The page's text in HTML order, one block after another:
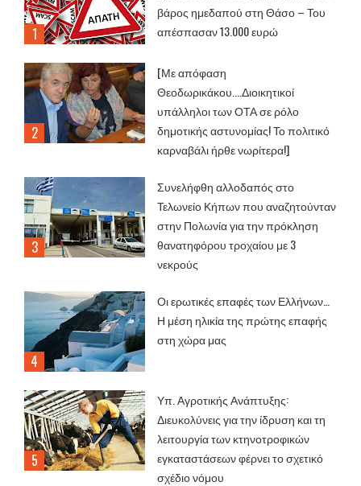
βάρος ημεδαπού στη Θάσο – Του
απέσπασαν 13.000 ευρώ
[Με απόφαση
Θεοδωρικάκου....Διοικητικοί
υπάλληλοι των ΟΤΑ σε ρόλο
δημοτικής αστυνομίας! Το πολιτικό
καρναβάλι ήρθε νωρίτερα!]
Συνελήφθη αλλοδαπός στο
Τελωνείο Κήπων που αναζητούνταν
στην Πολωνία για την πρόκληση
θανατηφόρου τροχαίου με 3
νεκρούς
Οι ερωτικές επαφές των Ελλήνων…
Η μέση ηλικία της πρώτης επαφής
στη χώρα μας
Υπ. Αγροτικής Ανάπτυξης:
Διευκολύνεις για την ίδρυση και τη
λειτουργία των κτηνοτροφικών
εγκαταστάσεων φέρνει το σχετικό
σχέδιο νόμου